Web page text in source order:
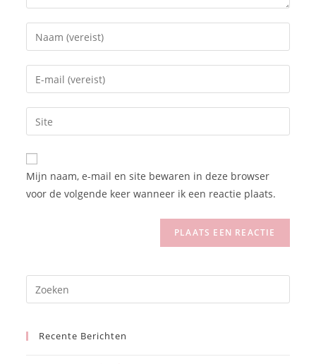
Mijn naam, e-mail en site bewaren in deze browser
voor de volgende keer wanneer ik een reactie plaats.
Recente Berichten